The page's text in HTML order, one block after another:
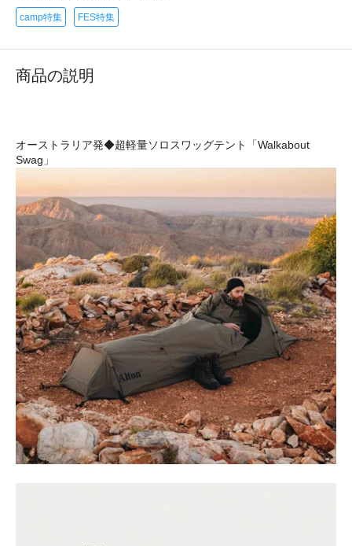
camp特集 FES特集
商品の説明
オーストラリア発◆超軽量ソロスワッグテント「Walkabout
Swag」